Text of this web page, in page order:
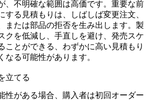
、不明確な範囲は高価です。重要な前
する見積もりは、しばしば変更注文、
または部品の拒否を生み出します。製
クを低減し、手直しを避け、発売スケ
ことができる、わずかに高い見積もり
なる可能性があります。
立てる
性がある場合、購入者は初回オーダー